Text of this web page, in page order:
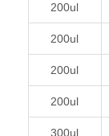
200ul
200ul
200ul
200ul
300ul